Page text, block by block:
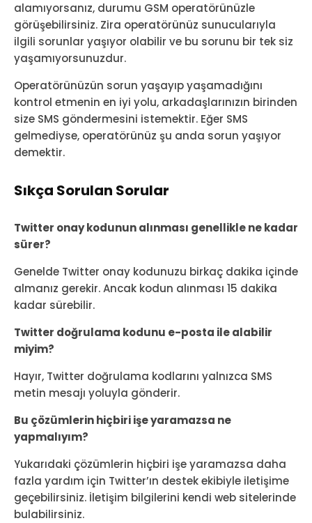
alamıyorsanız, durumu GSM operatörünüzle
görüşebilirsiniz. Zira operatörünüz sunucularıyla
ilgili sorunlar yaşıyor olabilir ve bu sorunu bir tek siz
yaşamıyorsunuzdur.
Operatörünüzün sorun yaşayıp yaşamadığını
kontrol etmenin en iyi yolu, arkadaşlarınızın birinden
size SMS göndermesini istemektir. Eğer SMS
gelmediyse, operatörünüz şu anda sorun yaşıyor
demektir.
Sıkça Sorulan Sorular
Twitter onay kodunun alınması genellikle ne kadar
sürer?
Genelde Twitter onay kodunuzu birkaç dakika içinde
almanız gerekir. Ancak kodun alınması 15 dakika
kadar sürebilir.
Twitter doğrulama kodunu e-posta ile alabilir
miyim?
Hayır, Twitter doğrulama kodlarını yalnızca SMS
metin mesajı yoluyla gönderir.
Bu çözümlerin hiçbiri işe yaramazsa ne
yapmalıyım?
Yukarıdaki çözümlerin hiçbiri işe yaramazsa daha
fazla yardım için Twitter’ın destek ekibiyle iletişime
geçebilirsiniz. İletişim bilgilerini kendi web sitelerinde
bulabilirsiniz.